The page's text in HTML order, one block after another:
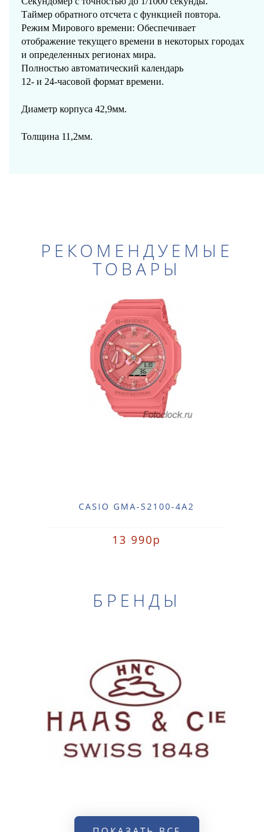
Таймер обратного отсчета с функцией повтора.
Режим Мирового времени: Обеспечивает
отображение текущего времени в некоторых городах
и определенных регионах мира.
Полностью автоматический календарь
12- и 24-часовой формат времени.
Диаметр корпуса 42,9мм.
Толщина 11,2мм.
РЕКОМЕНДУЕМЫЕ
ТОВАРЫ
CASIO GMA-S2100-4A2
13 990р
БРЕНДЫ